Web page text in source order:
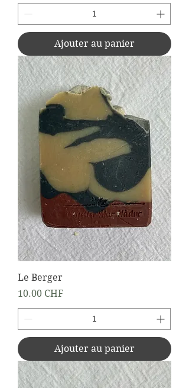
Ajouter au panier
Le Berger
Prix
10.00 CHF
Ajouter au panier